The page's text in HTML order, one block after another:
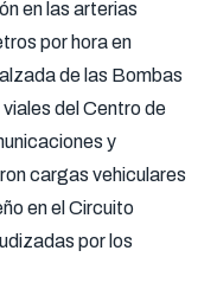
en las arterias
por hora en
de las Bombas
del Centro de
y
cargas vehiculares
en el Circuito
por los